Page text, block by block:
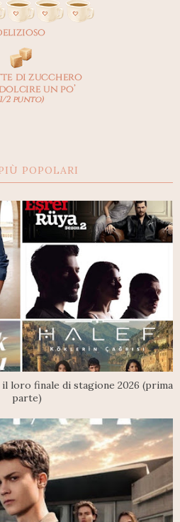
POPOLARI
il loro finale di stagione 2026 (prima
parte)